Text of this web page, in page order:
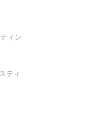
ィン
ティ